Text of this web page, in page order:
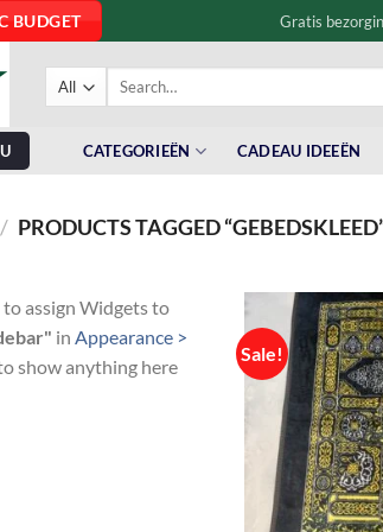
BUDGET Gratis
Search
CATEGORIEËN CADEAU IDEEËN
/ PRODUCTS TAGGED
to assign Widgets to
in Appearance >
show anything here
Sale!